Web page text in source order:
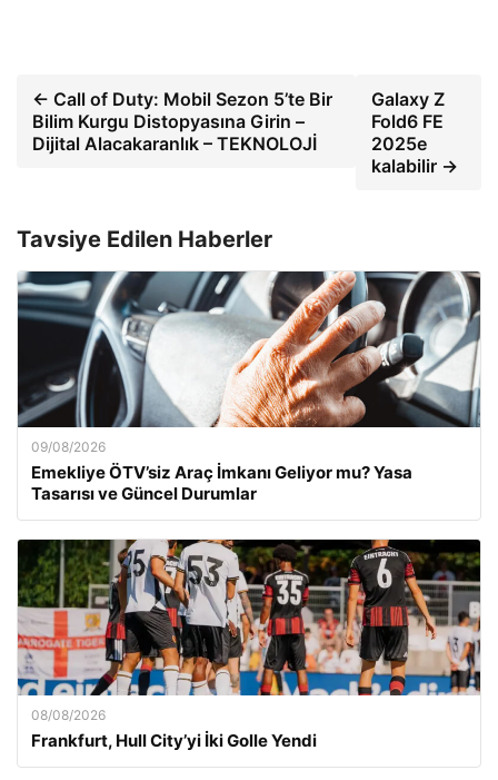
← Call of Duty: Mobil Sezon 5’te Bir
Bilim Kurgu Distopyasına Girin –
Dijital Alacakaranlık – TEKNOLOJİ
Galaxy Z
Fold6 FE
2025e
kalabilir →
Tavsiye Edilen Haberler
09/08/2026
Emekliye ÖTV’siz Araç İmkanı Geliyor mu? Yasa
Tasarısı ve Güncel Durumlar
08/08/2026
Frankfurt, Hull City’yi İki Golle Yendi